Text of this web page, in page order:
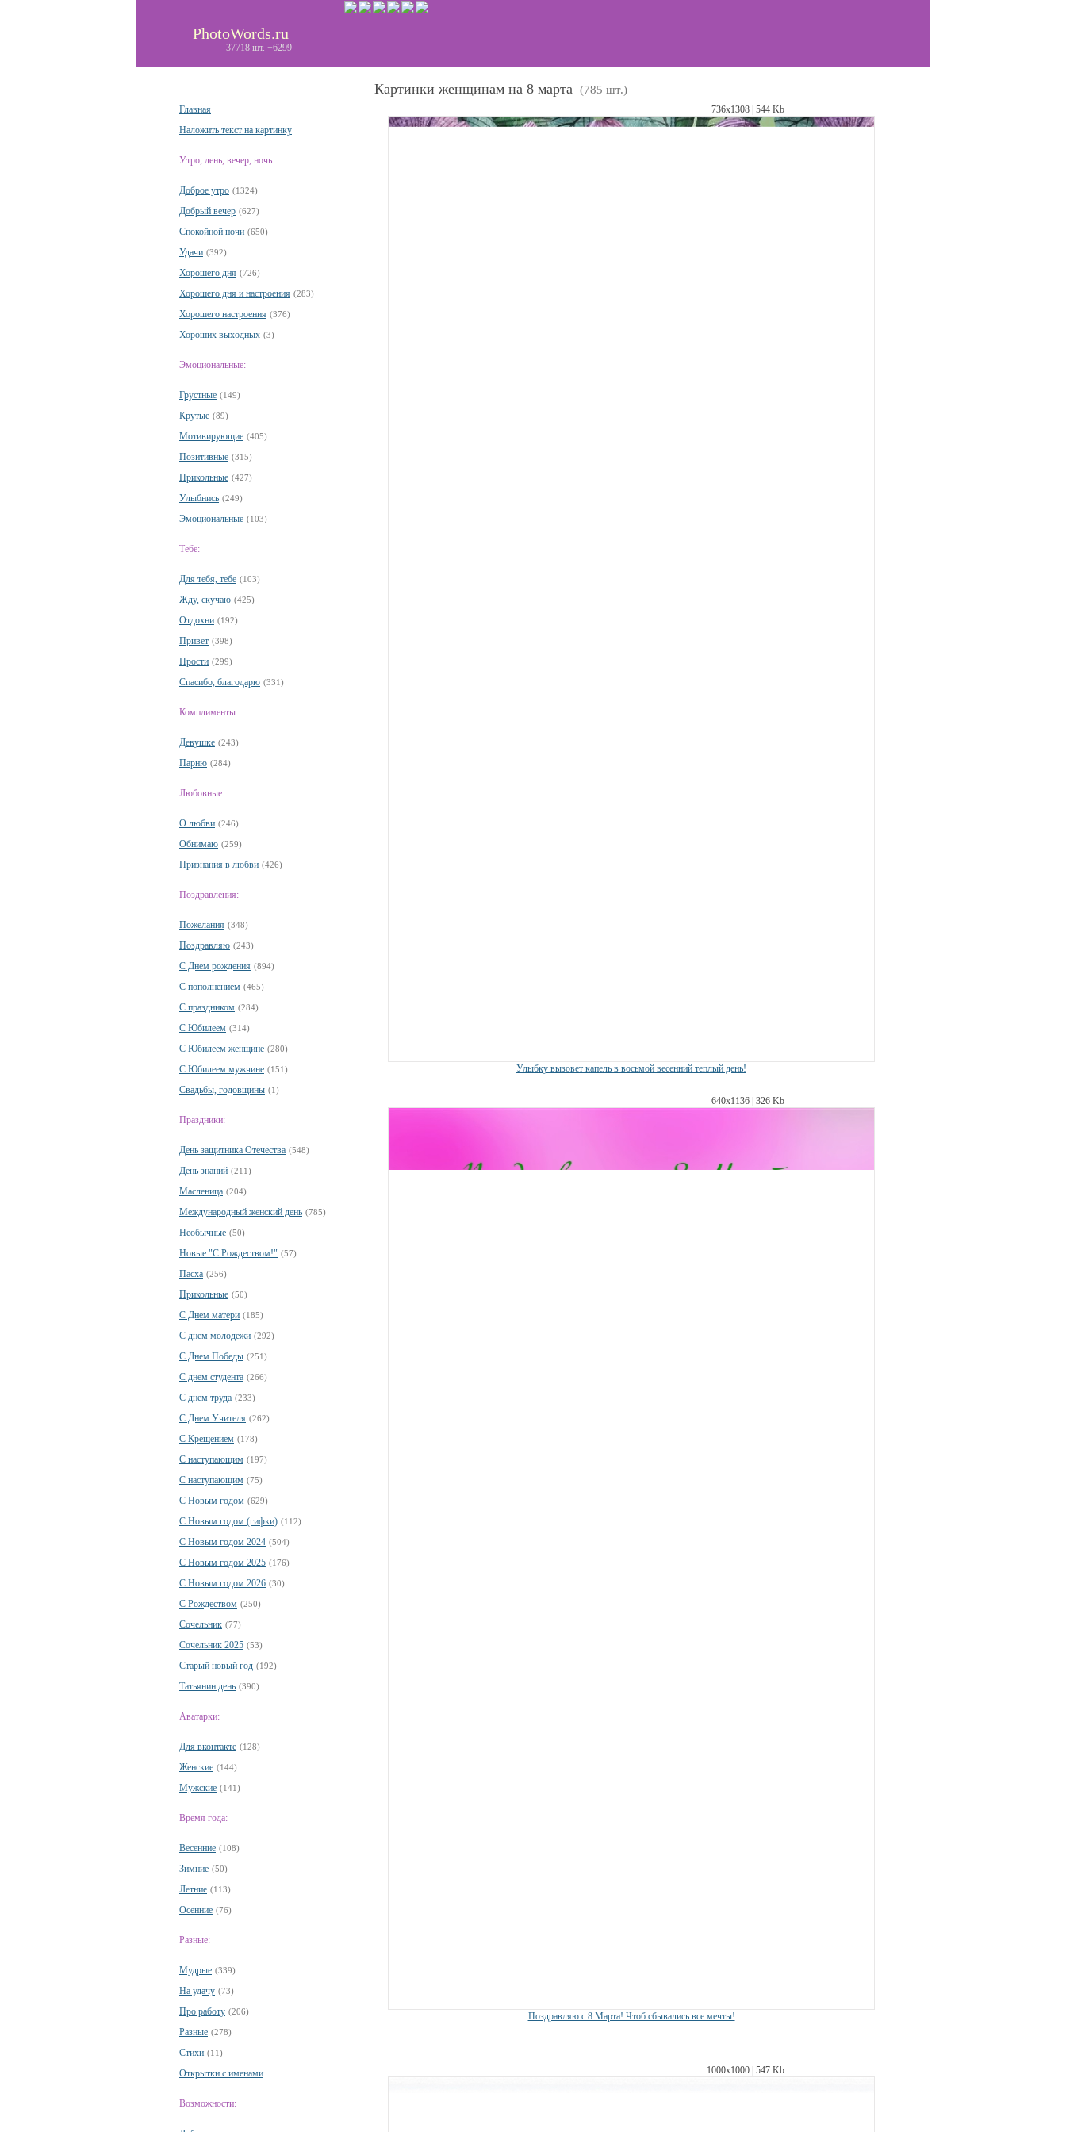
PhotoWords.ru
37718 шт. +6299
Главная
Наложить текст на картинку
Утро, день, вечер, ночь:
Доброе утро (1324)
Добрый вечер (627)
Спокойной ночи (650)
Удачи (392)
Хорошего дня (726)
Хорошего дня и настроения (283)
Хорошего настроения (376)
Хороших выходных (3)
Эмоциональные:
Грустные (149)
Крутые (89)
Мотивирующие (405)
Позитивные (315)
Прикольные (427)
Улыбнись (249)
Эмоциональные (103)
Тебе:
Для тебя, тебе (103)
Жду, скучаю (425)
Отдохни (192)
Привет (398)
Прости (299)
Спасибо, благодарю (331)
Комплименты:
Девушке (243)
Парню (284)
Любовные:
О любви (246)
Обнимаю (259)
Признания в любви (426)
Поздравления:
Пожелания (348)
Поздравляю (243)
С Днем рождения (894)
С пополнением (465)
С праздником (284)
С Юбилеем (314)
С Юбилеем женщине (280)
С Юбилеем мужчине (151)
Свадьбы, годовщины (1)
Праздники:
День защитника Отечества (548)
День знаний (211)
Масленица (204)
Международный женский день (785)
Необычные (50)
Новые "С Рождеством!" (57)
Пасха (256)
Прикольные (50)
С Днем матери (185)
С днем молодежи (292)
С Днем Победы (251)
С днем студента (266)
С днем труда (233)
С Днем Учителя (262)
С Крещением (178)
С наступающим (197)
С наступающим (75)
С Новым годом (629)
С Новым годом (гифки) (112)
С Новым годом 2024 (504)
С Новым годом 2025 (176)
С Новым годом 2026 (30)
С Рождеством (250)
Сочельник (77)
Сочельник 2025 (53)
Старый новый год (192)
Татьянин день (390)
Аватарки:
Для вконтакте (128)
Женские (144)
Мужские (141)
Время года:
Весенние (108)
Зимние (50)
Летние (113)
Осенние (76)
Разные:
Мудрые (339)
На удачу (73)
Про работу (206)
Разные (278)
Стихи (11)
Открытки с именами
Возможности:
Картинки женщинам на 8 марта (785 шт.)
736х1308 | 544 Kb
Улыбку вызовет капель в восьмой весенний теплый день!
640х1136 | 326 Kb
Поздравляю с 8 Марта! Чтоб сбывались все мечты!
1000х1000 | 547 Kb